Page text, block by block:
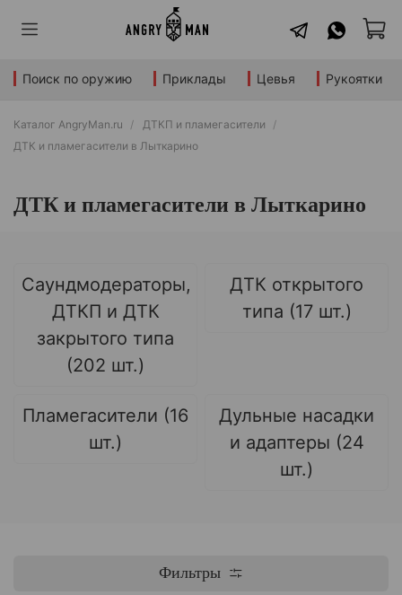
Поиск по оружию Приклады Цевья Рукоятки
Каталог AngryMan.ru
ДТКП и пламегасители
ДТК и пламегасители в Лыткарино
ДТК и пламегасители в Лыткарино
Саундмодераторы,
ДТКП и ДТК
закрытого типа
(202 шт.)
ДТК открытого
типа (17 шт.)
Пламегасители (16
шт.)
Дульные насадки
и адаптеры (24
шт.)
Фильтры